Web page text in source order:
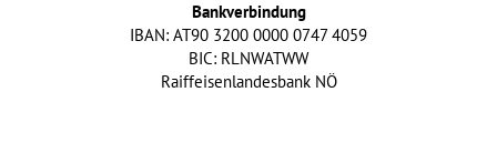
Bankverbindung
IBAN: AT90 3200 0000 0747 4059
BIC: RLNWATWW
Raiffeisenlandesbank NÖ